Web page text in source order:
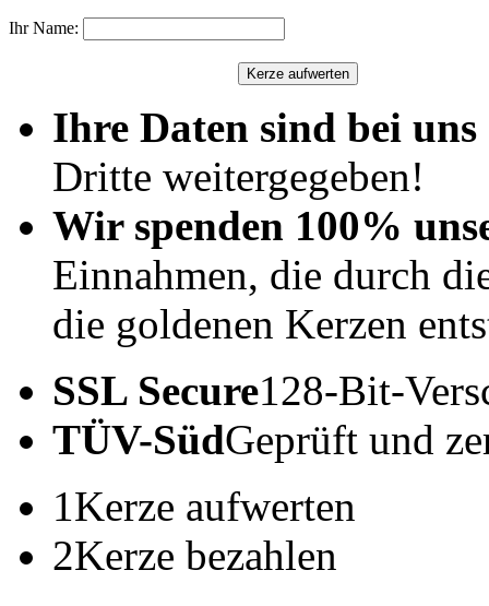
Ihr Name:
Ihre Daten sind bei uns
Dritte weitergegeben!
Wir spenden 100%
Einnahmen, die durch
die goldenen Kerzen
SSL Secure128-Bit-
TÜV-SüdGeprüft und
1Kerze aufwerten
2Kerze bezahlen